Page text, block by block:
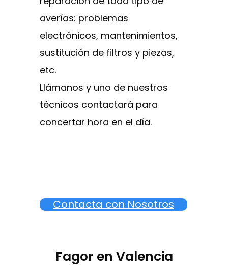
averías: problemas
electrónicos, mantenimientos,
sustitución de filtros y piezas,
etc.
Llámanos y uno de nuestros
técnicos contactará para
concertar hora en el día.
Contacta con Nosotros
Fagor en Valencia